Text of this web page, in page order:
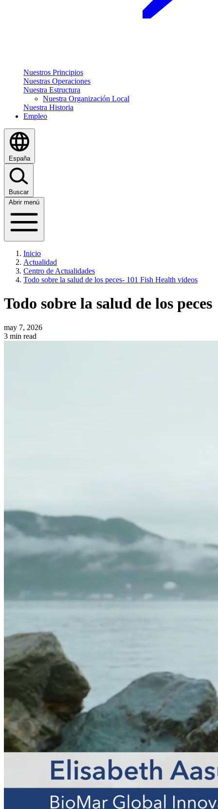
Nuestros Principios
Nuestras Operaciones
Nuestra Estructura
Nuestra Organización Local
Nuestra Historia
Empleo
España
Buscar
Abrir menú
Inicio
Actualidad
Centro de Actualidades
Todo sobre la salud de los peces- 101 Fish Health videos
Todo sobre la salud de los peces
may 7, 2026
3 min read